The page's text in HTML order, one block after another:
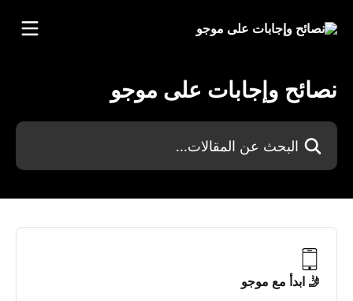
نصائح وإجابات على موجو
البحث عن المقالات...
🤳 ابدأ مع موجو